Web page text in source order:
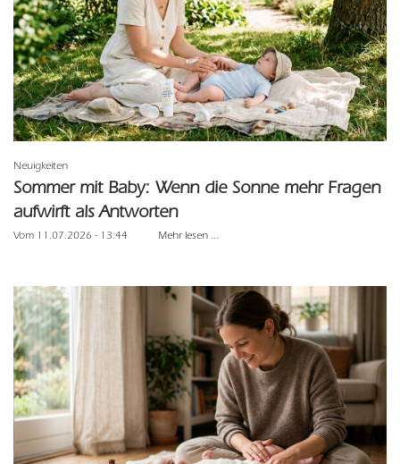
Neuigkeiten
Sommer mit Baby: Wenn die Sonne mehr Fragen
aufwirft als Antworten
Vom 11.07.2026 - 13:44 Mehr lesen ...